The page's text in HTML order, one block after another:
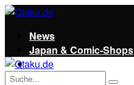
News
Japan & Comic-Shops
Qtaku